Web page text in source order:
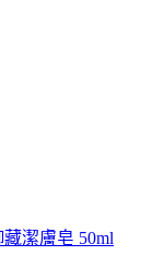
潔膚皂 50ml